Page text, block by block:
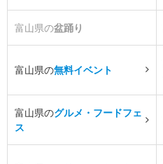
富山県の盆踊り
富山県の無料イベント
富山県のグルメ・フードフェ
ス